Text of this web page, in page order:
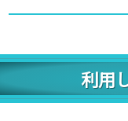
利用